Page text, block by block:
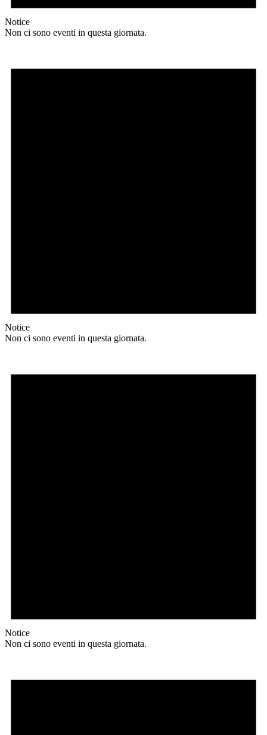
Notice
Non ci sono eventi in questa giornata.
Notice
Non ci sono eventi in questa giornata.
Notice
Non ci sono eventi in questa giornata.